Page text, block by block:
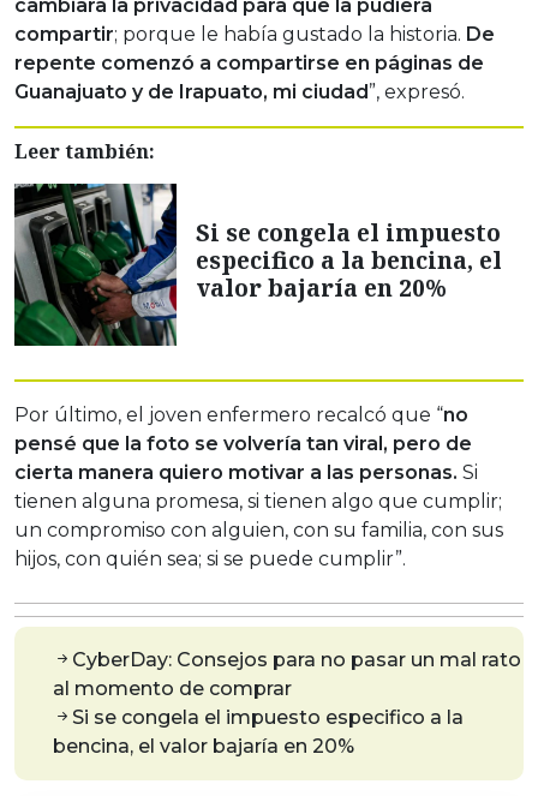
cambiara la privacidad para que la pudiera
compartir; porque le había gustado la historia. De
repente comenzó a compartirse en páginas de
Guanajuato y de Irapuato, mi ciudad ”, expresó.
Leer también:
Si se congela el impuesto
especifico a la bencina, el
valor bajaría en 20%
Por último, el joven enfermero recalcó que “no
pensé que la foto se volvería tan viral, pero de
cierta manera quiero motivar a las personas. Si
tienen alguna promesa, si tienen algo que cumplir;
un compromiso con alguien, con su familia, con sus
hijos, con quién sea; si se puede cumplir”.
CyberDay: Consejos para no pasar un mal rato
al momento de comprar
Si se congela el impuesto especifico a la
bencina, el valor bajaría en 20%